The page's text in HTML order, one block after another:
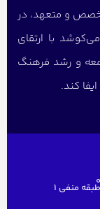
و متعهد، در
با ارتقای
و رشد فرهنگ
کند.
منفی ۱